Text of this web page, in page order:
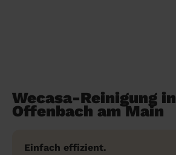
Wecasa-Reinigung in
Offenbach am Main
Einfach effizient.